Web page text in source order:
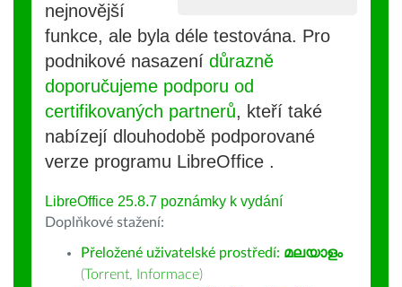
nejnovější
funkce, ale byla déle testována. Pro
podnikové nasazení důrazně
doporučujeme podporu od
certifikovaných partnerů, kteří také
nabízejí dlouhodobě podporované
verze programu LibreOffice .
LibreOffice 25.8.7 poznámky k vydání
Doplňkové stažení:
Přeložené uživatelské prostředí: മലയാളം
(Torrent, Informace)